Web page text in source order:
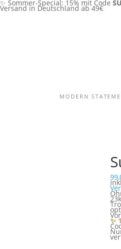
✨ Sommer-Special: 15% mit Code
Versand in Deutschland ab 49€
MODERN
✨